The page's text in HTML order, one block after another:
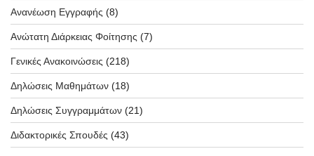
Ανανέωση Εγγραφής (8)
Ανώτατη Διάρκειας Φοίτησης (7)
Γενικές Ανακοινώσεις (218)
Δηλώσεις Μαθημάτων (18)
Δηλώσεις Συγγραμμάτων (21)
Διδακτορικές Σπουδές (43)